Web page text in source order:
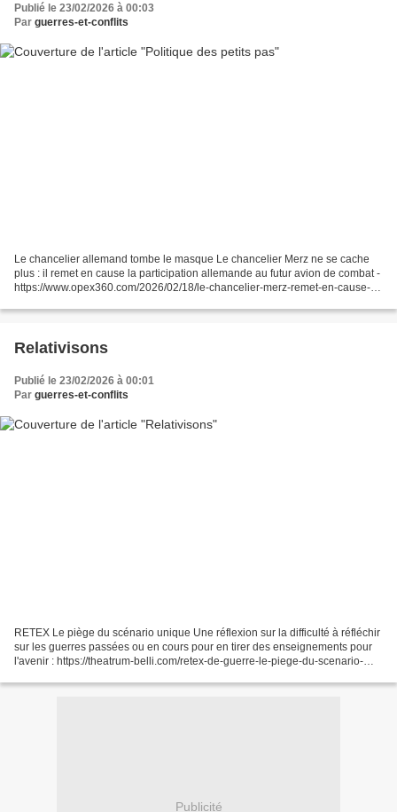
Publié le 23/02/2026 à 00:03
Par guerres-et-conflits
Le chancelier allemand tombe le masque Le chancelier Merz ne se cache
plus : il remet en cause la participation allemande au futur avion de combat -
https://www.opex360.com/2026/02/18/le-chancelier-merz-remet-en-cause-la-
futur/...
Relativisons
Publié le 23/02/2026 à 00:01
Par guerres-et-conflits
RETEX Le piège du scénario unique Une réflexion sur la difficulté à réfléchir
sur les guerres passées ou en cours pour en tirer des enseignements pour
l'avenir : https://theatrum-belli.com/retex-de-guerre-le-piege-du-scenario-
Publicité